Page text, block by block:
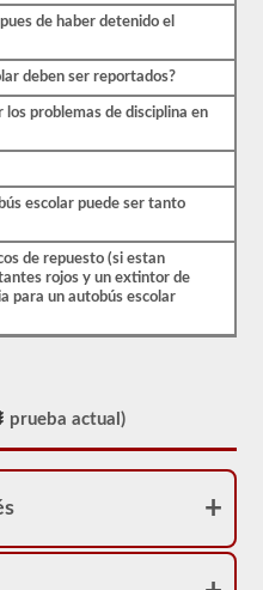
de haber detenido el
deben ser reportados?
los problemas de disciplina en
escolar puede ser tanto
de repuesto (si estan
rojos y un extintor de
para un autobús escolar
prueba actual)